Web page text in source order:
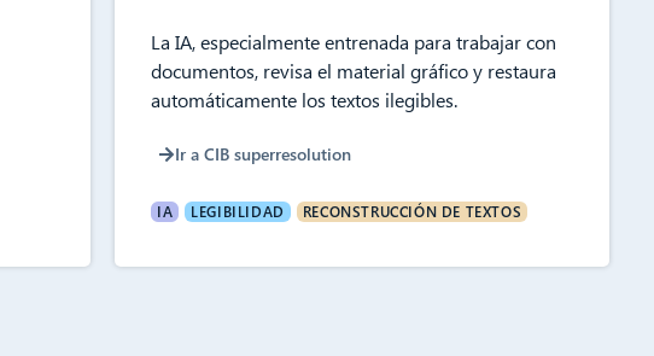
La IA, especialmente entrenada para trabajar con
documentos, revisa el material gráfico y restaura
automáticamente los textos ilegibles.
Ir a CIB superresolution
IA LEGIBILIDAD RECONSTRUCCIÓN DE TEXTOS